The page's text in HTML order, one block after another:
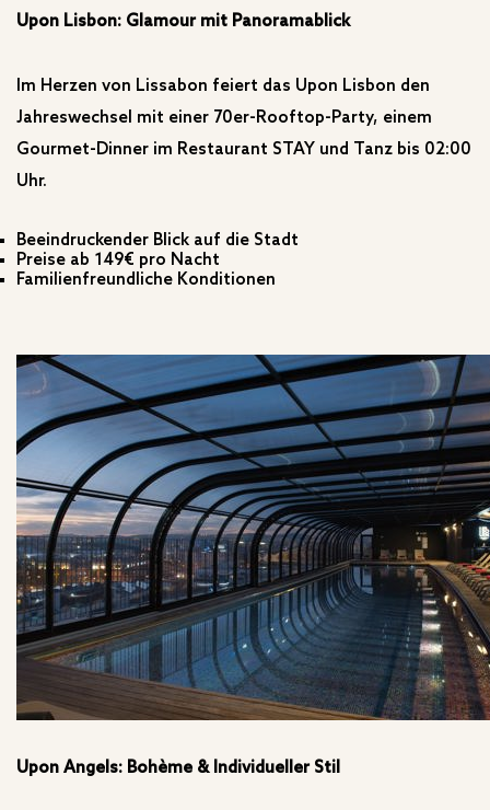
Upon Lisbon: Glamour mit Panoramablick
Im Herzen von Lissabon feiert das Upon Lisbon den
Jahreswechsel mit einer 70er-Rooftop-Party, einem
Gourmet-Dinner im Restaurant STAY und Tanz bis 02:00
Uhr.
Beeindruckender Blick auf die Stadt
Preise ab 149€ pro Nacht
Familienfreundliche Konditionen
Upon Angels: Bohème & Individueller Stil